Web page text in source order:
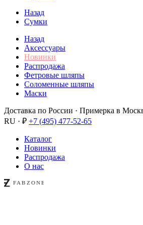
Назад
Сумки
Назад
Аксессуары
Новинки
Распродажа
Фетровые шляпы
Соломенные шляпы
Маски
Доставка по России · Примерка в
RU · ₽ +7 (495) 477-52-65
Каталог
Новинки
Распродажа
О нас